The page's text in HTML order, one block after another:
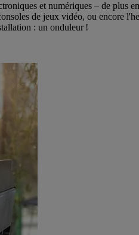
et numériques – de plus
de jeux vidéo, ou encore
: un onduleur !